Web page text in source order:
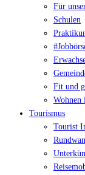
Für
Schulen
Fit und
Tourismus
Tourist